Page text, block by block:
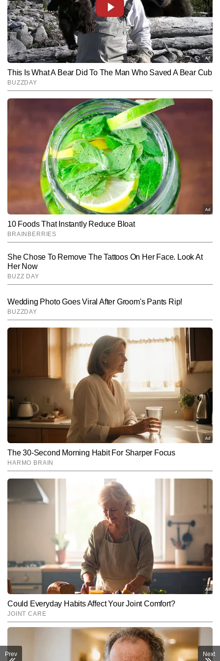
Hindi NewsBusiness
यतींद्र लवानिया AUTHOR
प्रिंट और डिजिटल मीडिया में बिजनेस एवं इकोनॉमी कैटेगरी में 10 वर्षों से अधिक
का अनुभव। पिछले 7 वर्षों से शेयर बाजार, कॉरपोरेट सेक्टर और आर्थिक नीतियों से
जुड़ी खबरों पर विशेष पकड़। लेखन में केवल हेडलाइन तक सीमित न रहकर
आंकड़ों, नीतिगत फैसलों और कॉरपोरेट दावों के पीछे की वास्तविक तस्वीर को
बैलेंस्ड और आसान शब्दों में पाठकों तक पहुंचाने का प्रयास। वर्तमान में Times
Now Hindi के लिए बाजार की हर हलचल और आर्थिक घटनाक्रम पर नजर बनाए
हुए हैं।
Follow Us:
Subscribe to our daily Newsletter!
Prev Next